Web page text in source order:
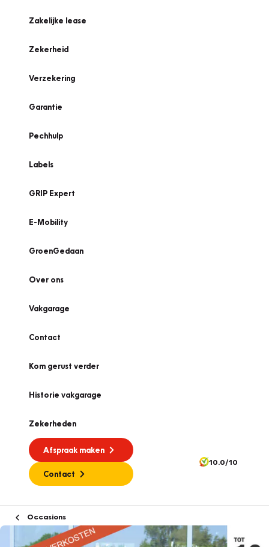
Zakelijke lease
Zekerheid
Verzekering
Garantie
Pechhulp
Labels
GRIP Expert
E-Mobility
GroenGedaan
Over ons
Vakgarage
Contact
Kom gerust verder
Historie vakgarage
Zekerheden
Afspraak maken
Contact
10.0/10
Occasions